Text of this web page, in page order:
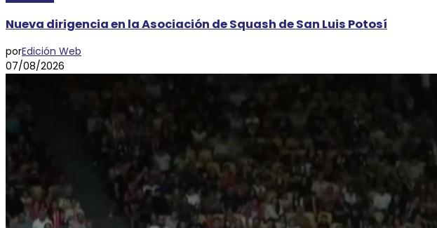
Nueva dirigencia en la Asociación de Squash de San Luis Potosí
porEdición Web
07/08/2026